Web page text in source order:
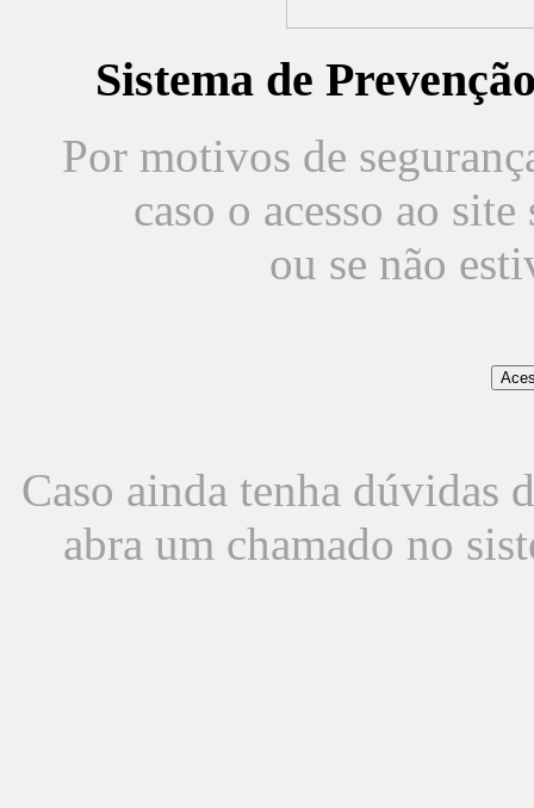
Sistema de
Por motivos de
caso o acesso ao
ou se não
Caso ainda tenha dúvidas
abra um chamado no